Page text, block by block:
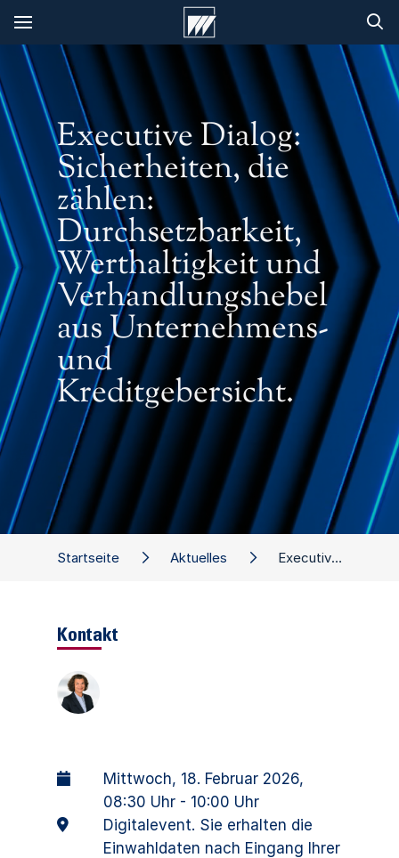
Mittwoch, 18. Februar 2026,
08:30 Uhr - 10:00 Uhr
Digitalevent. Sie erhalten die
Einwahldaten nach Eingang Ihrer
Kontakt
Startseite Aktuelles Executive Dialog: Sicherheiten, die zählen: Durchsetzbarkeit, Werthaltigkeit und Verhandlungshebel aus Unternehmens- und Kreditgebersicht.
Executive Dialog:
Sicherheiten, die
zählen:
Durchsetzbarkeit,
Werthaltigkeit und
Verhandlungshebel
aus Unternehmens-
und
Kreditgebersicht.